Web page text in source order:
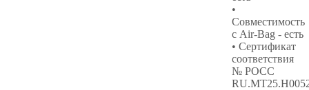
•
Совместимость
с Air-Bag - есть
• Сертификат
соответствия
№ РОСС